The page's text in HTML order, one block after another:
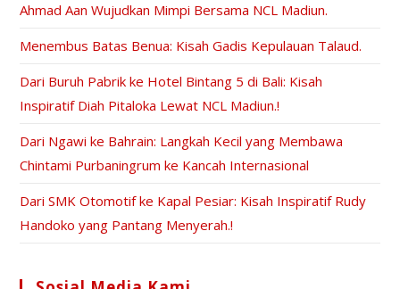
Ahmad Aan Wujudkan Mimpi Bersama NCL Madiun.
Menembus Batas Benua: Kisah Gadis Kepulauan Talaud.
Dari Buruh Pabrik ke Hotel Bintang 5 di Bali: Kisah
Inspiratif Diah Pitaloka Lewat NCL Madiun.!
Dari Ngawi ke Bahrain: Langkah Kecil yang Membawa
Chintami Purbaningrum ke Kancah Internasional
Dari SMK Otomotif ke Kapal Pesiar: Kisah Inspiratif Rudy
Handoko yang Pantang Menyerah.!